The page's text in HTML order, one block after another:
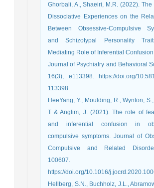
Ghorbali, A., Shaeiri, M.R. (2022). The
Dissociative Experiences on the
Between Obsessive-Compulsive
and Schizotypal Personality
Mediating Role of Inferential
Journal of Psychiatry and Behavioral
16(3), e113398. https://doi.org/
113398.
HeeYang, Y., Moulding, R., Wynton,
T & Anglim, J. (2021). The role of
and inferential confusion in
compulsive symptoms. Journal of
Compulsive and Related
100607.
https://doi.org/10.1016/
Hellberg, S.N., Buchholz, J.L.,